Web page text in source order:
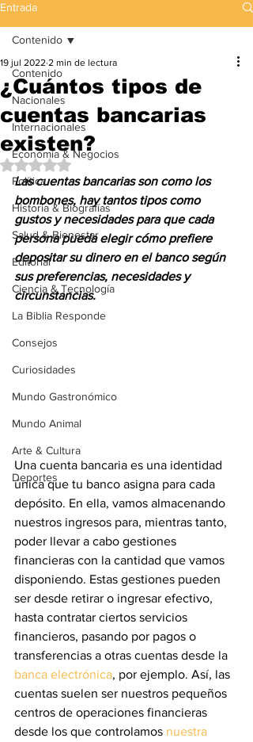
Entrada
Contenido
Nacionales
Internacionales
Economía & Negocios
Política
Historia & Biografías
Salud & Bienestar
Editorial
Ciencia & Tecnología
La Biblia Responde
Consejos
Curiosidades
Mundo Gastronómico
Mundo Animal
Arte & Cultura
Deportes
Contenido
¿Cuántos tipos de
cuentas bancarias
existen?
19 jul 2022 2 min de lectura
Obtuvo NaN de 5 estrellas.
Las cuentas bancarias son como los
bombones, hay tantos tipos como
gustos y necesidades para que cada
persona pueda elegir cómo prefiere
depositar su dinero en el banco según
sus preferencias, necesidades y
circunstancias.
Una cuenta bancaria es una identidad
única que tu banco asigna para cada
depósito. En ella, vamos almacenando
nuestros ingresos para, mientras tanto,
poder llevar a cabo gestiones
financieras con la cantidad que vamos
disponiendo. Estas gestiones pueden
ser desde retirar o ingresar efectivo,
hasta contratar ciertos servicios
financieros, pasando por pagos o
transferencias a otras cuentas desde la
banca electrónica, por ejemplo. Así, las
cuentas suelen ser nuestros pequeños
centros de operaciones financieras
desde los que controlamos nuestra